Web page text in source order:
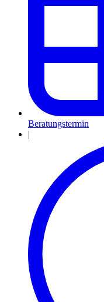
Beratungstermin
|